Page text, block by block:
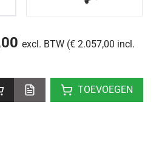
excl. BTW (€ 2.057,00 incl.
TOEVOEGEN